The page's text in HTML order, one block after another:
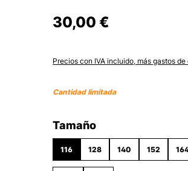
30,00 €
Precios con IVA incluido, más gastos de
Cantidad limitada
Seleccione
Tamaño
116 128 140 152